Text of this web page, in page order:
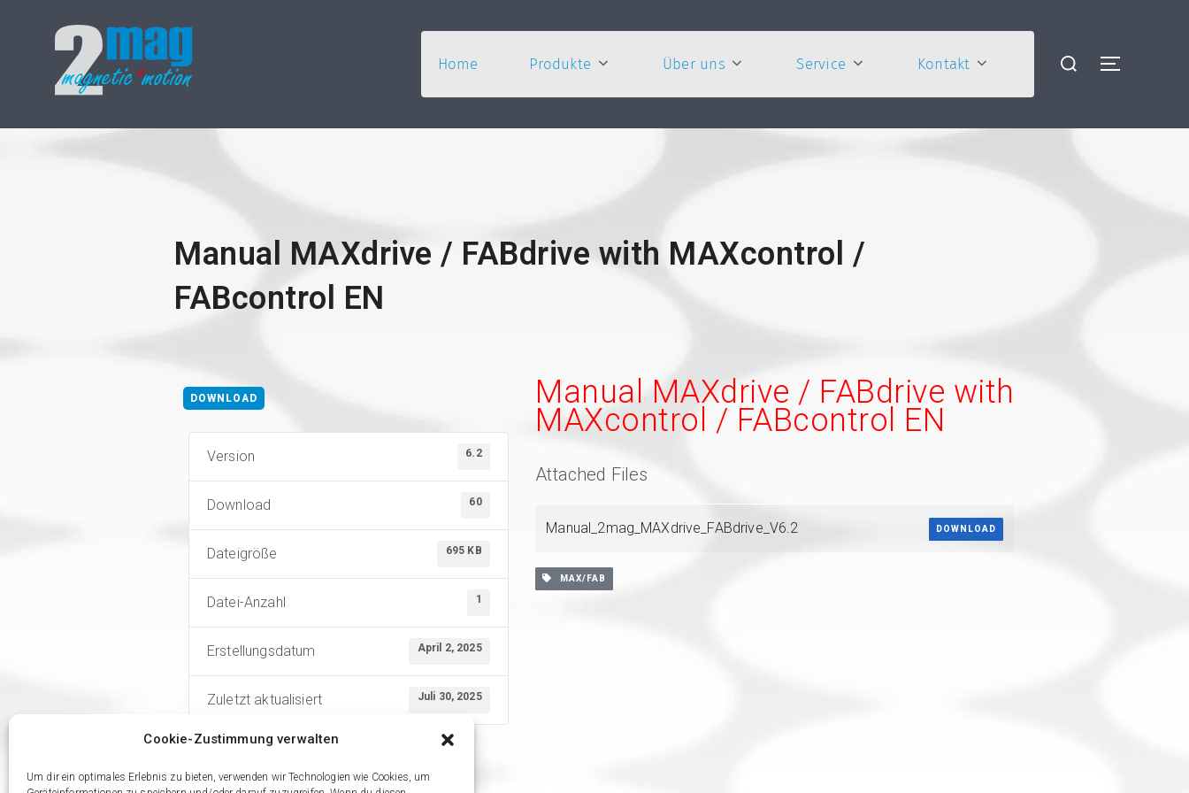
Cookie-Zustimmung verwalten
Um dir ein optimales Erlebnis zu bieten, verwenden wir Technologien wie Cookies, um
Home Produkte Über uns Service Kontakt
Manual MAXdrive / FABdrive with MAXcontrol /
FABcontrol EN
DOWNLOAD
Version 6.2
Download 60
Dateigröße 695 KB
Datei-Anzahl 1
Erstellungsdatum April 2, 2025
Zuletzt aktualisiert Juli 30, 2025
Manual MAXdrive / FABdrive with
MAXcontrol / FABcontrol EN
Attached Files
Manual_2mag_MAXdrive_FABdrive_V6.2 DOWNLOAD
MAX/FAB